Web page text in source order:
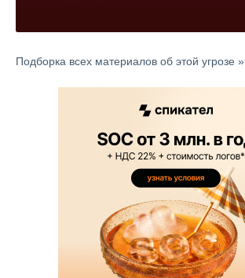
Подборка всех материалов об этой угрозе »